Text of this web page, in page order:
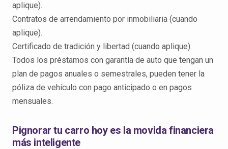
aplique).
Contratos de arrendamiento por inmobiliaria (cuando
aplique).
Certificado de tradición y libertad (cuando aplique).
Todos los préstamos con garantía de auto que tengan un
plan de pagos anuales o semestrales, pueden tener la
póliza de vehículo con pago anticipado o en pagos
mensuales.
Pignorar tu carro hoy es la movida financiera
más inteligente